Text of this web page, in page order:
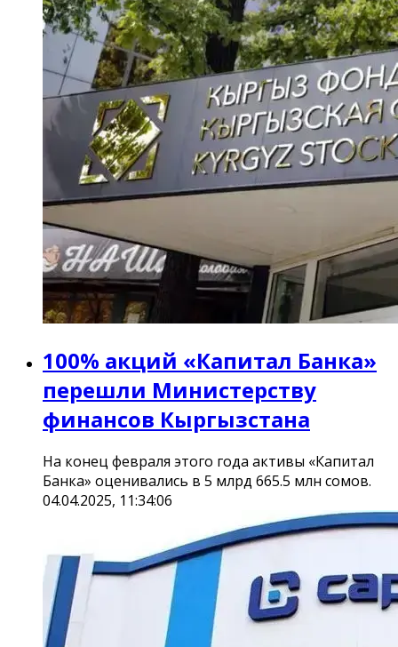
100% акций «Капитал Банка»
перешли Министерству
финансов Кыргызстана
На конец февраля этого года активы «Капитал
Банка» оценивались в 5 млрд 665.5 млн сомов.
04.04.2025, 11:34:06